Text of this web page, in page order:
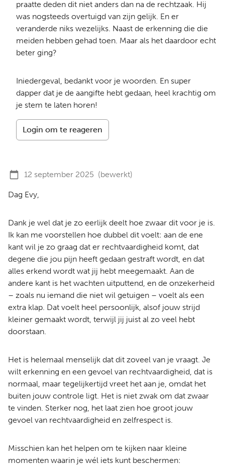
praatte deden dit niet anders dan na de rechtzaak. Hij
was nogsteeds overtuigd van zijn gelijk. En er
veranderde niks wezelijks. Naast de erkenning die die
meiden hebben gehad toen. Maar als het daardoor echt
beter ging?
Iniedergeval, bedankt voor je woorden. En super
dapper dat je de aangifte hebt gedaan, heel krachtig om
je stem te laten horen!
Login om te reageren
12 september 2025 (bewerkt)
Dag Evy,
Dank je wel dat je zo eerlijk deelt hoe zwaar dit voor je is.
Ik kan me voorstellen hoe dubbel dit voelt: aan de ene
kant wil je zo graag dat er rechtvaardigheid komt, dat
degene die jou pijn heeft gedaan gestraft wordt, en dat
alles erkend wordt wat jij hebt meegemaakt. Aan de
andere kant is het wachten uitputtend, en de onzekerheid
– zoals nu iemand die niet wil getuigen – voelt als een
extra klap. Dat voelt heel persoonlijk, alsof jouw strijd
kleiner gemaakt wordt, terwijl jij juist al zo veel hebt
doorstaan.
Het is helemaal menselijk dat dit zoveel van je vraagt. Je
wilt erkenning en een gevoel van rechtvaardigheid, dat is
normaal, maar tegelijkertijd vreet het aan je, omdat het
buiten jouw controle ligt. Het is niet zwak om dat zwaar
te vinden. Sterker nog, het laat zien hoe groot jouw
gevoel van rechtvaardigheid en zelfrespect is.
Misschien kan het helpen om te kijken naar kleine
momenten waarin je wél iets kunt beschermen: